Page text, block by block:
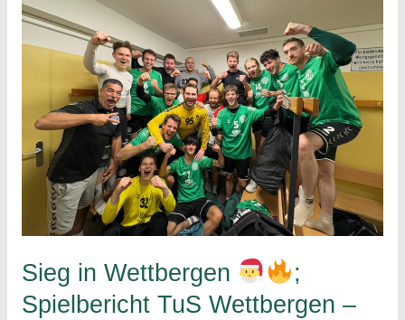
Sieg in Wettbergen
;
Spielbericht TuS Wettbergen –